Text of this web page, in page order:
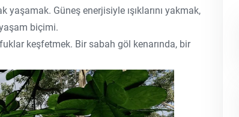
Güneş enerjisiyle ışıklarını yakmak,
biçimi.
keşfetmek. Bir sabah göl kenarında, bir